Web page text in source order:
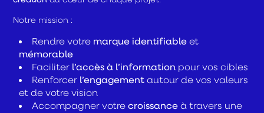
Notre mission :
Rendre votre marque identifiableet
mémorable
Faciliter l’accès à l’information pour vos cibles
Renforcer l’engagement autour de vos valeurs
et de votre vision
Accompagner votrecroissance à travers une